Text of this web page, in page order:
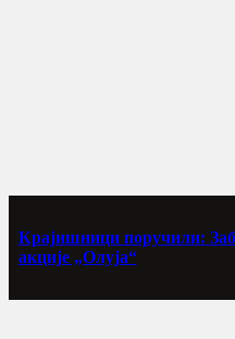
Крајишници поручили:
акције „Олуја“